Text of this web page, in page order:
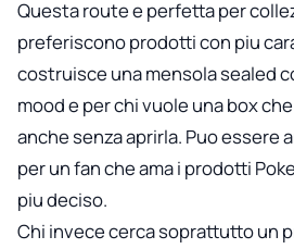
Questa route e perfetta per
preferiscono prodotti con piu
costruisce una mensola sealed
mood e per chi vuole una box
anche senza aprirla. Puo essere
per un fan che ama i prodotti
piu deciso.
Chi invece cerca soprattutto un